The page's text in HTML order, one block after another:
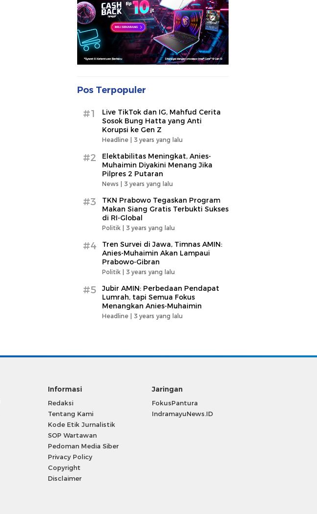
Pos Terpopuler
#1
Live TikTok dan IG, Mahfud Cerita
Sosok Bung Hatta yang Anti
Korupsi ke Gen Z
Headline | 3 years yang lalu
#2
Elektabilitas Meningkat, Anies-
Muhaimin Diyakini Menang Jika
Pilpres 2 Putaran
News | 3 years yang lalu
#3
TKN Prabowo Tegaskan Program
Makan Siang Gratis Terbukti Sukses
di RI-Global
Politik | 3 years yang lalu
#4
Tren Survei di Jawa, Timnas AMIN:
Anies-Muhaimin Akan Lampaui
Prabowo-Gibran
Politik | 3 years yang lalu
#5
Jubir AMIN: Perbedaan Pendapat
Lumrah, tapi Semua Fokus
Menangkan Anies-Muhaimin
Headline | 3 years yang lalu
Informasi
Redaksi
Tentang Kami
Kode Etik Jurnalistik
SOP Wartawan
Pedoman Media Siber
Privacy Policy
Copyright
Disclaimer
Jaringan
FokusPantura
IndramayuNews.ID